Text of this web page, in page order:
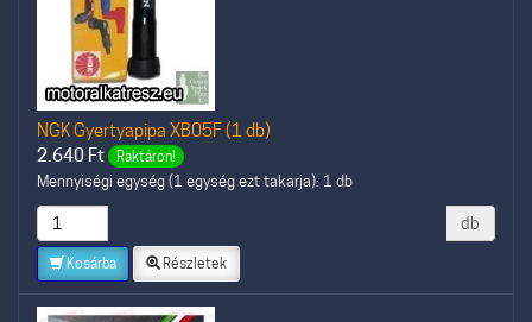
NGK Gyertyapipa XB05F (1 db)
2.640 Ft Raktáron!
Mennyiségi egység (1 egység ezt takarja): 1 db
db
Kosárba Részletek